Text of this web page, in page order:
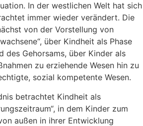
In der westlichen Welt hat sich
immer wieder verändert. Die
von der Vorstellung von
über Kindheit als Phase
des Gehorsams, über Kinder als
zu erziehende Wesen hin zu
sozial kompetente Wesen.
betrachtet Kindheit als
in dem Kinder zum
außen in ihrer Entwicklung